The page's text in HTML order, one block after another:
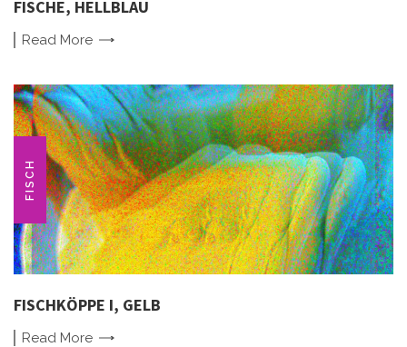
FISCHE, HELLBLAU
Read More
FISCH
FISCHKÖPPE I, GELB
Read More